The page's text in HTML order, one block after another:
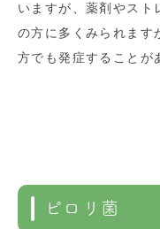
いますが、薬剤やスト
の方に多くみられます
方でも発症することが
ピロリ菌